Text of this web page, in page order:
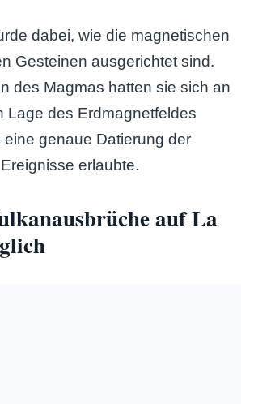
dabei, wie die magnetischen
Gesteinen ausgerichtet sind.
des Magmas hatten sie sich an
Lage des Erdmagnetfeldes
eine genaue Datierung der
erlaubte.
auf La